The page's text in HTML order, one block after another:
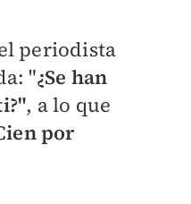
periodista
"¿Se han
, a lo que
por